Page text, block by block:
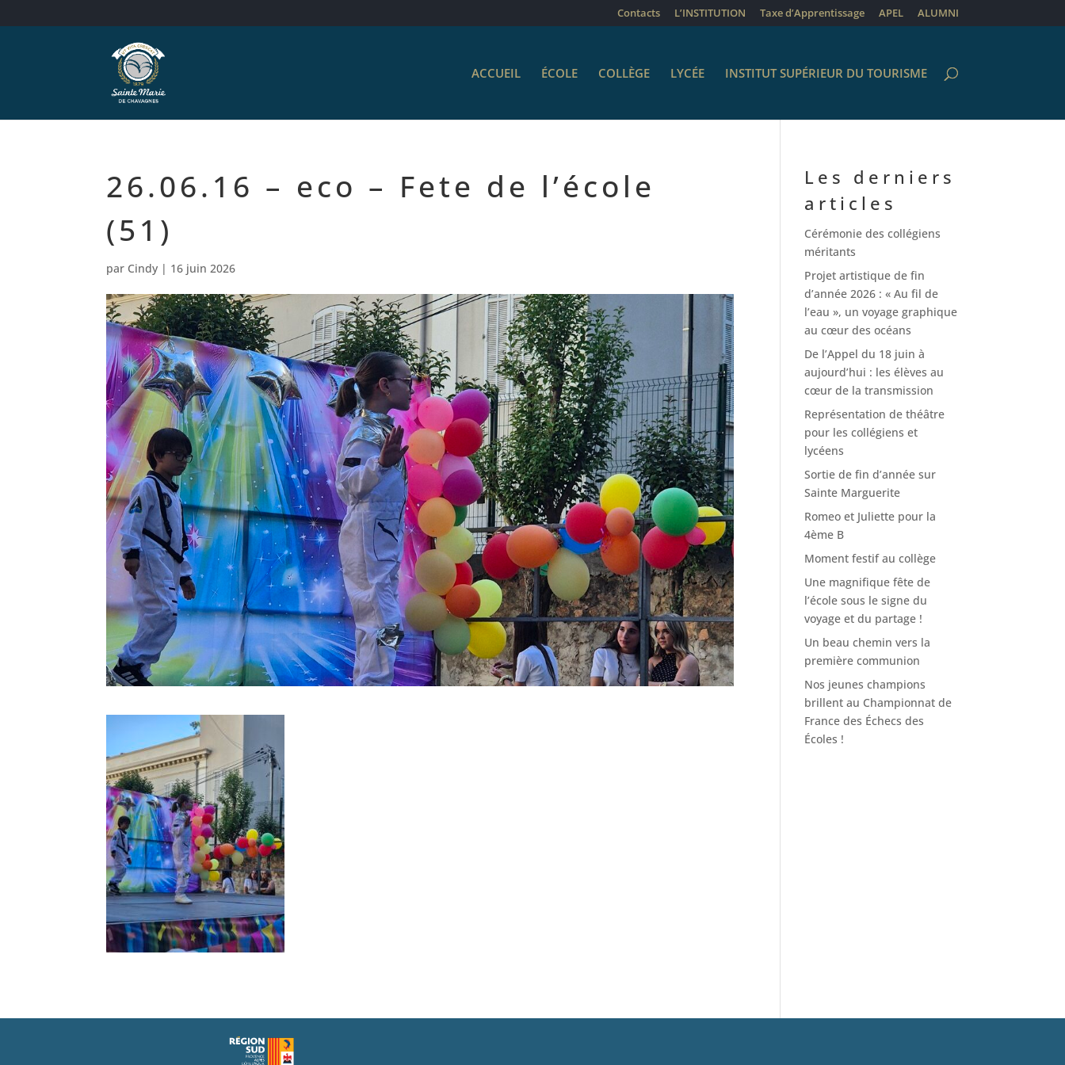
Contacts L’INSTITUTION Taxe d’Apprentissage APEL ALUMNI
ACCUEIL ÉCOLE COLLÈGE LYCÉE INSTITUT SUPÉRIEUR DU TOURISME
26.06.16 – eco – Fete de l’école
(51)
par Cindy | 16 juin 2026
Les derniers
articles
Cérémonie des collégiens
méritants
Projet artistique de fin
d’année 2026 : « Au fil de
l’eau », un voyage graphique
au cœur des océans
De l’Appel du 18 juin à
aujourd’hui : les élèves au
cœur de la transmission
Représentation de théâtre
pour les collégiens et
lycéens
Sortie de fin d’année sur
Sainte Marguerite
Romeo et Juliette pour la
4ème B
Moment festif au collège
Une magnifique fête de
l’école sous le signe du
voyage et du partage !
Un beau chemin vers la
première communion
Nos jeunes champions
brillent au Championnat de
France des Échecs des
Écoles !